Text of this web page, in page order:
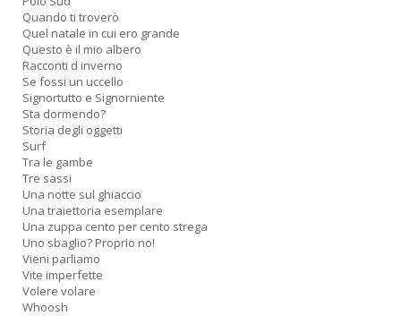
Quando ti troverò
Quel natale in cui ero grande
Questo è il mio albero
Racconti d inverno
Se fossi un uccello
Signortutto e Signorniente
Sta dormendo?
Storia degli oggetti
Surf
Tra le gambe
Tre sassi
Una notte sul ghiaccio
Una traiettoria esemplare
Una zuppa cento per cento strega
Uno sbaglio? Proprio no!
Vieni parliamo
Vite imperfette
Volere volare
Whoosh